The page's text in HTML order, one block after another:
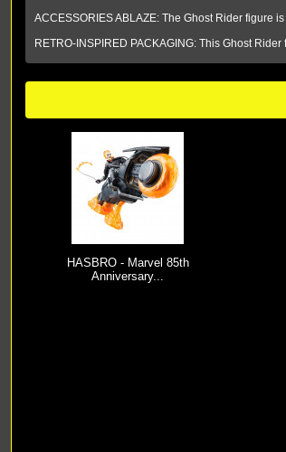
ACCESSORIES ABLAZE: The Ghost Rider figure
RETRO-INSPIRED PACKAGING: This Ghost
HASBRO - Marvel 85th
Anniversary...